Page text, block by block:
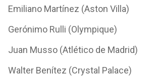
Emiliano Martínez (Aston Villa)
Gerónimo Rulli (Olympique)
Juan Musso (Atlético de Madrid)
Walter Benítez (Crystal Palace)